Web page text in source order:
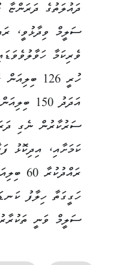
ދައުލަތުގެ ދަރަންޏާ
ސަލީމް ވިދާޅުވީ،
ވެރިކަމާ
ހުރީ 126
އަދަދު
ކަމަށާއި، އިދިކޮޅު
ހަގީގަތާ ހިލާފު
ސަލީމް ވަނީ